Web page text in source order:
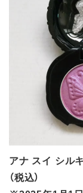
アナ スイ シル
（税込）